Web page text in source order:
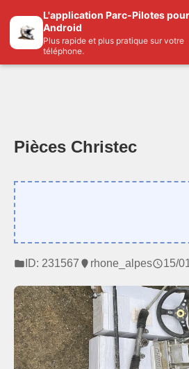
L'application Parc-Pilotes pour
Android
Plus rapide et plus pratique sur votre
téléphone.
Parc-pilotes.com
Pièces Christec
ID: 231567 rhone_alpes 15/